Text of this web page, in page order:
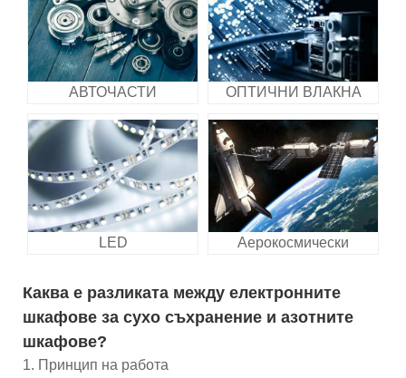
АВТОЧАСТИ ОПТИЧНИ ВЛАКНА
LED Аерокосмически
Каква е разликата между електронните
шкафове за сухо съхранение и азотните
шкафове?
1. Принцип на работа